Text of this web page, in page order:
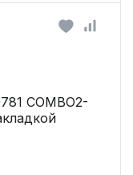
COMBO2-